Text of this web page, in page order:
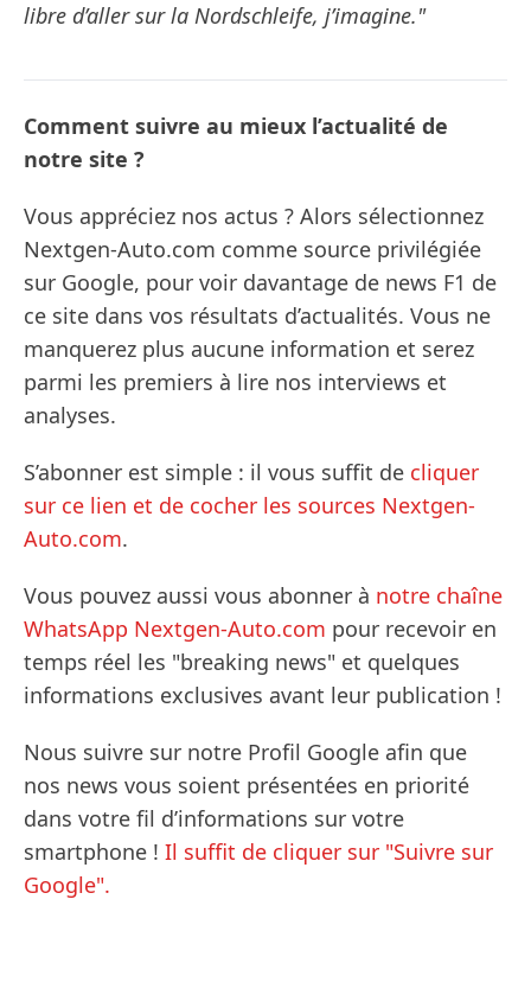
libre d’aller sur la Nordschleife, j’imagine."
Comment suivre au mieux l’actualité de
notre site ?
Vous appréciez nos actus ? Alors sélectionnez
Nextgen-Auto.com comme source privilégiée
sur Google, pour voir davantage de news F1 de
ce site dans vos résultats d’actualités. Vous ne
manquerez plus aucune information et serez
parmi les premiers à lire nos interviews et
analyses.
S’abonner est simple : il vous suffit de cliquer
sur ce lien et de cocher les sources Nextgen-
Auto.com.
Vous pouvez aussi vous abonner à notre chaîne
WhatsApp Nextgen-Auto.com pour recevoir en
temps réel les "breaking news" et quelques
informations exclusives avant leur publication !
Nous suivre sur notre Profil Google afin que
nos news vous soient présentées en priorité
dans votre fil d’informations sur votre
smartphone ! Il suffit de cliquer sur "Suivre sur
Google".